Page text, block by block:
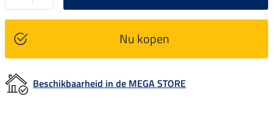
Nu kopen
Beschikbaarheid in de MEGA STORE